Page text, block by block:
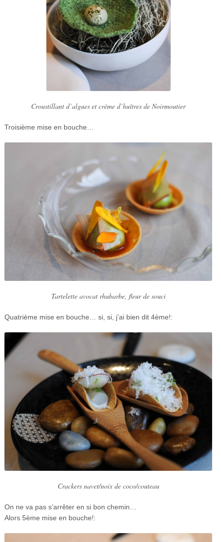
Croustillant d’algues et crème d’huîtres de Noirmoutier
Troisième mise en bouche…
Tartelette avocat rhubarbe, fleur de souci
Quatrième mise en bouche… si, si, j’ai bien dit 4ème!:
Crackers navet/noix de coco/couteau
On ne va pas s’arrêter en si bon chemin…
Alors 5ème mise en bouche!: